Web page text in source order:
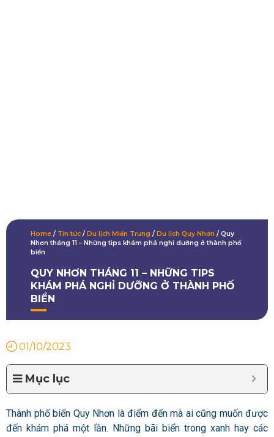
Home / Tin tức / Du lịch Miền Trung / Du lịch Quy Nhơn / Quy
Nhơn tháng 11 – Những tips khám phá nghỉ dưỡng ở thành phố
biển
QUY NHƠN THÁNG 11 – NHỮNG TIPS
KHÁM PHÁ NGHỈ DƯỠNG Ở THÀNH PHỐ
BIỂN
01/10/2023
Mục lục
Thành phố biển Quy Nhơn là điểm đến mà ai cũng muốn được
đến khám phá một lần. Những bãi biển trong xanh hay các